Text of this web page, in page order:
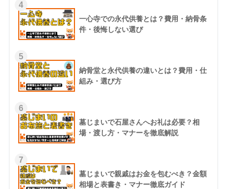
4
一心寺での永代供養とは？費用・納骨条
件・後悔しない選び
5
納骨堂と永代供養の違いとは？費用・仕
組み・選び方
6
墓じまいで石屋さんへお礼は必要？相
場・渡し方・マナーを徹底解説
7
墓じまいで親戚はお金を包むべき？金額
相場と表書き・マナー徹底ガイド